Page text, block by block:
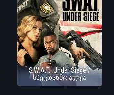
S.W.A.T.: Under Siege /
სპეცრაზმი: ალყა